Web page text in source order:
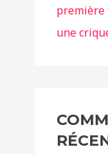
première
une